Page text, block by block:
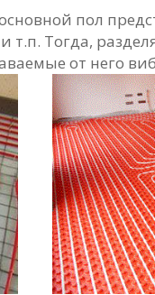
пол
Тогда,
от него